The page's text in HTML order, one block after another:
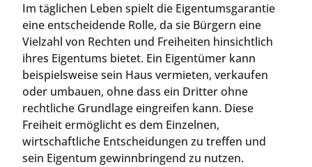
Im täglichen Leben spielt die Eigentumsgarantie
eine entscheidende Rolle, da sie Bürgern eine
Vielzahl von Rechten und Freiheiten hinsichtlich
ihres Eigentums bietet. Ein Eigentümer kann
beispielsweise sein Haus vermieten, verkaufen
oder umbauen, ohne dass ein Dritter ohne
rechtliche Grundlage eingreifen kann. Diese
Freiheit ermöglicht es dem Einzelnen,
wirtschaftliche Entscheidungen zu treffen und
sein Eigentum gewinnbringend zu nutzen.